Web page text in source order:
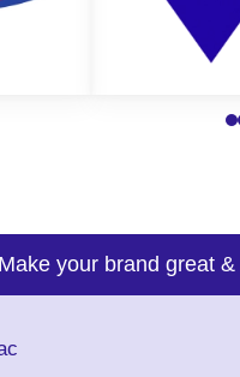
Make your brand great &